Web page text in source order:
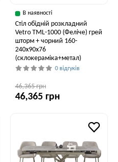
В наявності
Стіл обідній розкладний
Vetro ТМL-1000 (Феліче) грей
шторм + чорний 160-
240x90x76
(склокераміка+метал)
0 відгуків
46,365 грн
46,365 грн